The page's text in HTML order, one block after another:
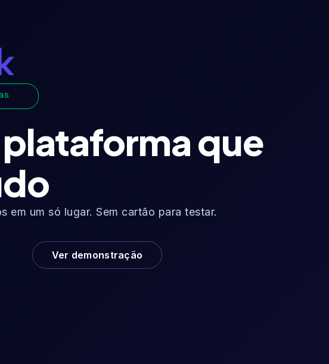
que
um só lugar. Sem cartão para testar.
Ver demonstração